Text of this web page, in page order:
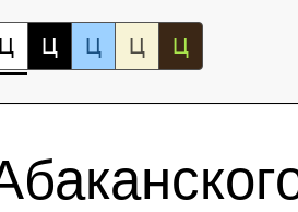
Ц Ц Ц Ц Ц